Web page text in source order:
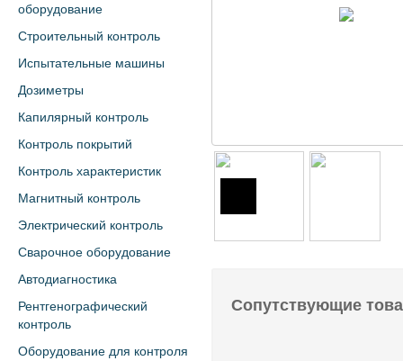
оборудование
Строительный контроль
Испытательные машины
Дозиметры
Капилярный контроль
Контроль покрытий
Контроль характеристик
Магнитный контроль
Электрический контроль
Сварочное оборудование
Автодиагностика
Рентгенографический
контроль
Оборудование для контроля
Сопутствующие